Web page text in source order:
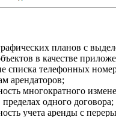
планов с
в качестве
списка телефонных
арендаторов;
многократного
пределах одного договора;
учета аренды с